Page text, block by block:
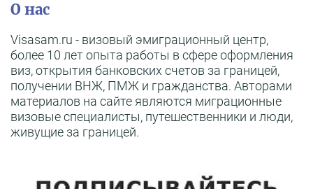
О нас
Visasam.ru - визовый эмиграционный центр,
более 10 лет опыта работы в сфере оформления
виз, открытия банковских счетов за границей,
получении ВНЖ, ПМЖ и гражданства. Авторами
материалов на сайте являются миграционные
визовые специалисты, путешественники и люди,
живущие за границей.